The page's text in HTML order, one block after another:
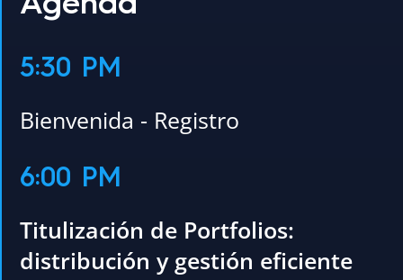
5:30 PM
Bienvenida - Registro
6:00 PM
Titulización de Portfolios:
distribución y gestión eficiente